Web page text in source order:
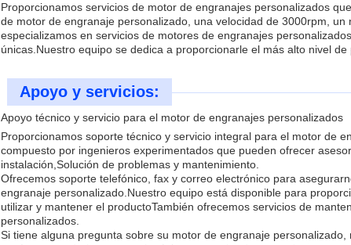
Proporcionamos servicios de motor de engranajes personalizados
de motor de engranaje personalizado, una velocidad de 3000rpm,
especializamos en servicios de motores de engranajes
únicas.Nuestro equipo se dedica a proporcionarle el más alto nivel de
Apoyo y servicios:
Apoyo técnico y servicio para el motor de engranajes personalizados
Proporcionamos soporte técnico y servicio integral para el motor de
compuesto por ingenieros experimentados que pueden ofrecer
instalación,Solución de problemas y mantenimiento.
Ofrecemos soporte telefónico, fax y correo electrónico para
engranaje personalizado.Nuestro equipo está disponible para
utilizar y mantener el productoTambién ofrecemos servicios de
personalizados.
Si tiene alguna pregunta sobre su motor de engranaje